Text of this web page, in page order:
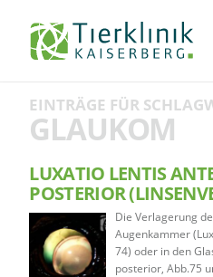
KLINIK
CHIRURGIE
AUGENHEILKUNDE
KARDIOLOGIE
BILDGEBUNG
INNERE MEDIZIN
WEITERE
AKTUELLES
LEXIKON
KONTAKT
Tierklinik
Kaiserberg
EINTRÄGE FÜR
GLAUKOM
LUXATIO LENTIS
POSTERIOR
Die Verlagerung
Augenkammer
74) oder in den
posterior, Abb.75